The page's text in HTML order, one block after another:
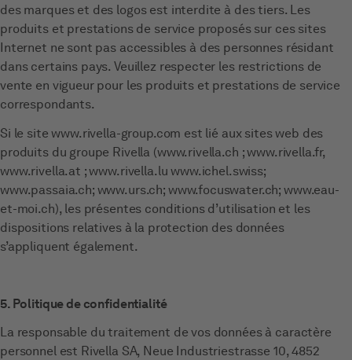
des marques et des logos est interdite à des tiers. Les
produits et prestations de service proposés sur ces sites
Internet ne sont pas accessibles à des personnes résidant
dans certains pays. Veuillez respecter les restrictions de
vente en vigueur pour les produits et prestations de service
correspondants.
Si le site www.rivella-group.com est lié aux sites web des
produits du groupe Rivella (www.rivella.ch ; www.rivella.fr,
www.rivella.at ; www.rivella.lu www.ichel.swiss;
www.passaia.ch; www.urs.ch; www.focuswater.ch; www.eau-
et-moi.ch), les présentes conditions d’utilisation et les
dispositions relatives à la protection des données
s’appliquent également.
5. Politique de confidentialité
La responsable du traitement de vos données à caractère
personnel est Rivella SA, Neue Industriestrasse 10, 4852